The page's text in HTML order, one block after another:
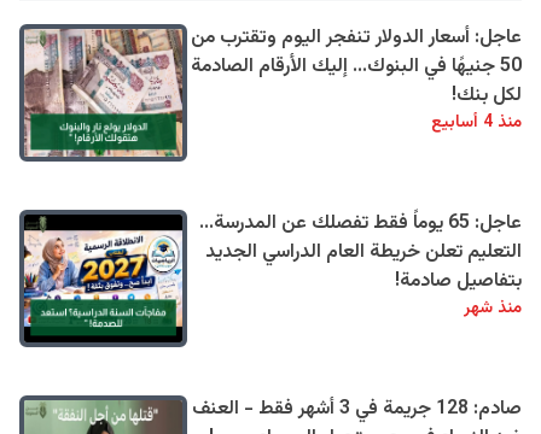
عاجل: أسعار الدولار تنفجر اليوم وتقترب من
50 جنيهًا في البنوك... إليك الأرقام الصادمة
لكل بنك!
منذ 4 أسابيع
عاجل: 65 يوماً فقط تفصلك عن المدرسة...
التعليم تعلن خريطة العام الدراسي الجديد
بتفاصيل صادمة!
منذ شهر
صادم: 128 جريمة في 3 أشهر فقط - العنف